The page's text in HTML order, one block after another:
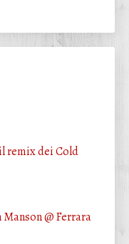
remix dei Cold
@ Ferrara